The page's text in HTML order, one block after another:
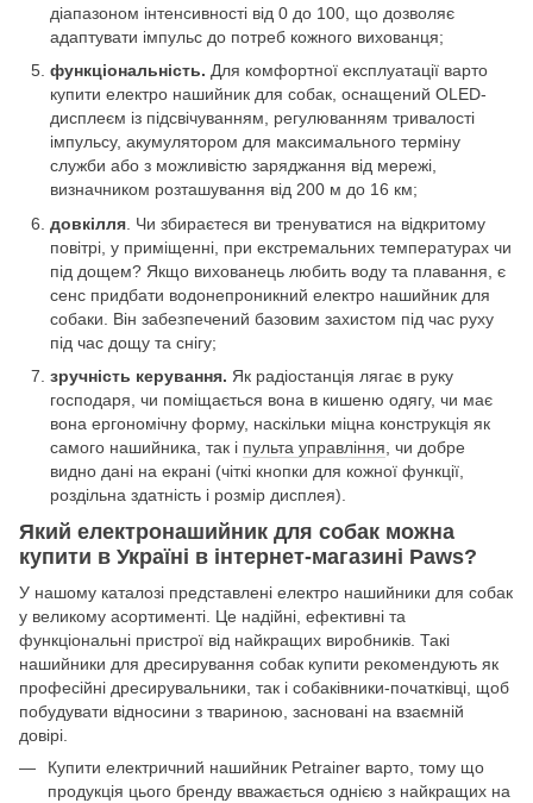
діапазоном інтенсивності від 0 до 100, що дозволяє
адаптувати імпульс до потреб кожного вихованця;
функціональність. Для комфортної експлуатації варто
купити електро нашийник для собак, оснащений OLED-
дисплеєм із підсвічуванням, регулюванням тривалості
імпульсу, акумулятором для максимального терміну
служби або з можливістю заряджання від мережі,
визначником розташування від 200 м до 16 км;
довкілля . Чи збираєтеся ви тренуватися на відкритому
повітрі, у приміщенні, при екстремальних температурах чи
під дощем? Якщо вихованець любить воду та плавання, є
сенс придбати водонепроникний електро нашийник для
собаки. Він забезпечений базовим захистом під час руху
під час дощу та снігу;
зручність керування. Як радіостанція лягає в руку
господаря, чи поміщається вона в кишеню одягу, чи має
вона ергономічну форму, наскільки міцна конструкція як
самого нашийника, так і пульта управління , чи добре
видно дані на екрані (чіткі кнопки для кожної функції,
роздільна здатність і розмір дисплея).
Який електронашийник для собак можна
купити в Україні в інтернет-магазині Paws?
У нашому каталозі представлені електро нашийники для собак
у великому асортименті. Це надійні, ефективні та
функціональні пристрої від найкращих виробників. Такі
нашийники для дресирування собак купити рекомендують як
професійні дресирувальники, так і собаківники-початківці, щоб
побудувати відносини з твариною, засновані на взаємній
довірі.
Купити електричний нашийник Petrainer варто, тому що
продукція цього бренду вважається однією з найкращих на